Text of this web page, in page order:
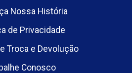
Nossa História
de Privacidade
Troca e Devolução
Conosco